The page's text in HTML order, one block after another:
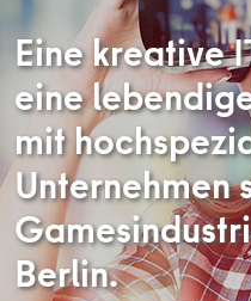
Eine kreative
eine
mit
Unternehmen
Berlin.